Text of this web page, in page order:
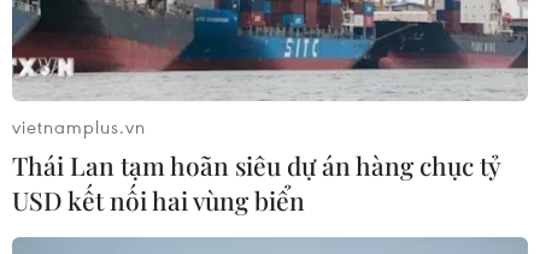
vietnamplus.vn
Thái Lan tạm hoãn siêu dự án hàng chục tỷ
USD kết nối hai vùng biển